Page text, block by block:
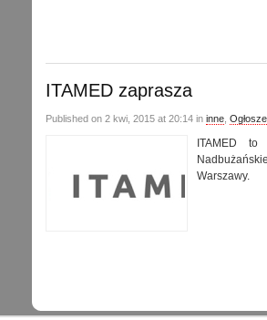
ITAMED zaprasza
Published on 2 kwi, 2015 at 20:14 in inne
ITAMED
Warszawy.